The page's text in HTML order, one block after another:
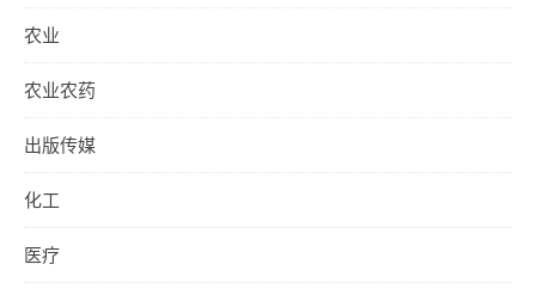
农业
农业农药
出版传媒
化工
医疗